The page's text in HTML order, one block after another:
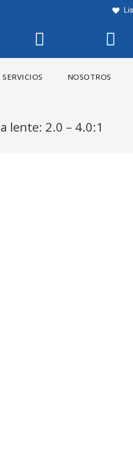
SERVICIOS NOSOTROS
lente: 2.0 – 4.0:1